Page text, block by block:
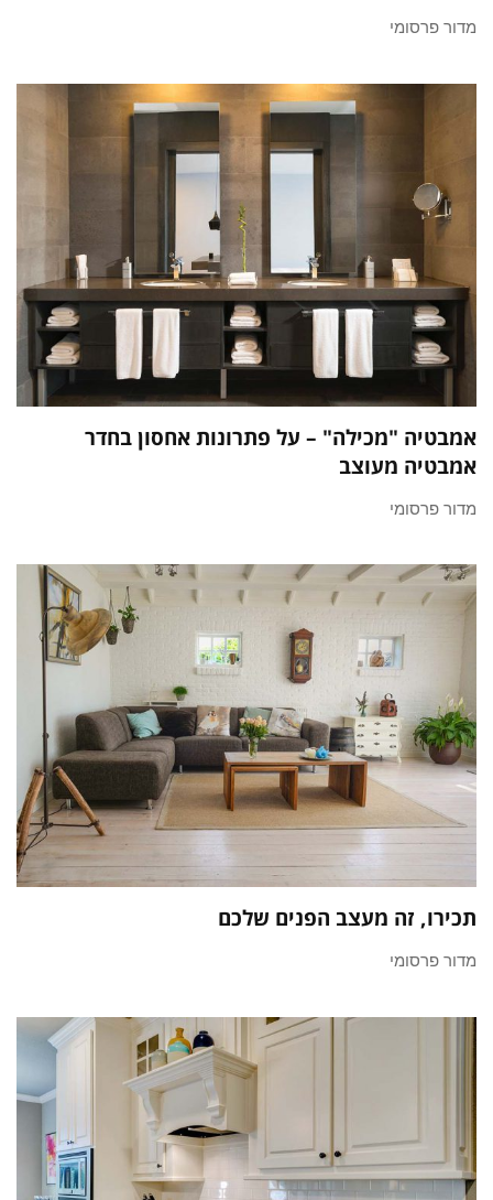
מדור פרסומי
אמבטיה "מכילה" – על פתרונות אחסון בחדר
אמבטיה מעוצב
מדור פרסומי
תכירו, זה מעצב הפנים שלכם
מדור פרסומי